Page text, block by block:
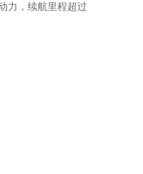
力，续航里程超过